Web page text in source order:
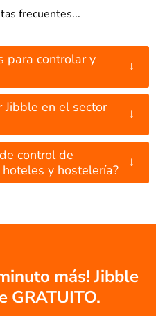
frecuentes...
para controlar y
↓
Jibble en el sector
↓
control de
y hostelería?
↓
más! Jibble
GRATUITO.